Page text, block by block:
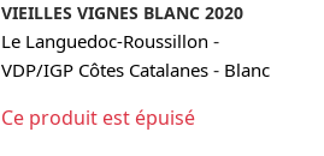
VIEILLES VIGNES BLANC 2020
Le Languedoc-Roussillon -
VDP/IGP Côtes Catalanes - Blanc
Ce produit est épuisé